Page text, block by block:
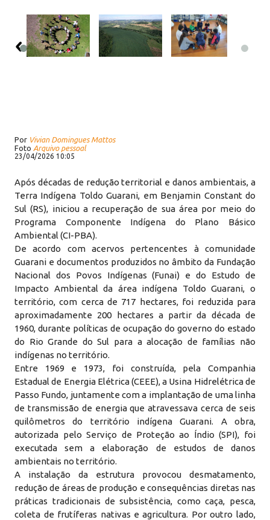
Por Vivian Domingues Mattos
Foto Arquivo pessoal
23/04/2026 10:05
Após décadas de redução territorial e danos ambientais, a
Terra Indígena Toldo Guarani, em Benjamin Constant do
Sul (RS), iniciou a recuperação de sua área por meio do
Programa Componente Indígena do Plano Básico
Ambiental (CI-PBA).
De acordo com acervos pertencentes à comunidade
Guarani e documentos produzidos no âmbito da Fundação
Nacional dos Povos Indígenas (Funai) e do Estudo de
Impacto Ambiental da área indígena Toldo Guarani, o
território, com cerca de 717 hectares, foi reduzida para
aproximadamente 200 hectares a partir da década de
1960, durante políticas de ocupação do governo do estado
do Rio Grande do Sul para a alocação de famílias não
indígenas no território.
Entre 1969 e 1973, foi construída, pela Companhia
Estadual de Energia Elétrica (CEEE), a Usina Hidrelétrica de
Passo Fundo, juntamente com a implantação de uma linha
de transmissão de energia que atravessava cerca de seis
quilômetros do território indígena Guarani. A obra,
autorizada pelo Serviço de Proteção ao Índio (SPI), foi
executada sem a elaboração de estudos de danos
ambientais no território.
A instalação da estrutura provocou desmatamento,
redução de áreas de produção e consequências diretas nas
práticas tradicionais de subsistência, como caça, pesca,
coleta de frutíferas nativas e agricultura. Por outro lado,